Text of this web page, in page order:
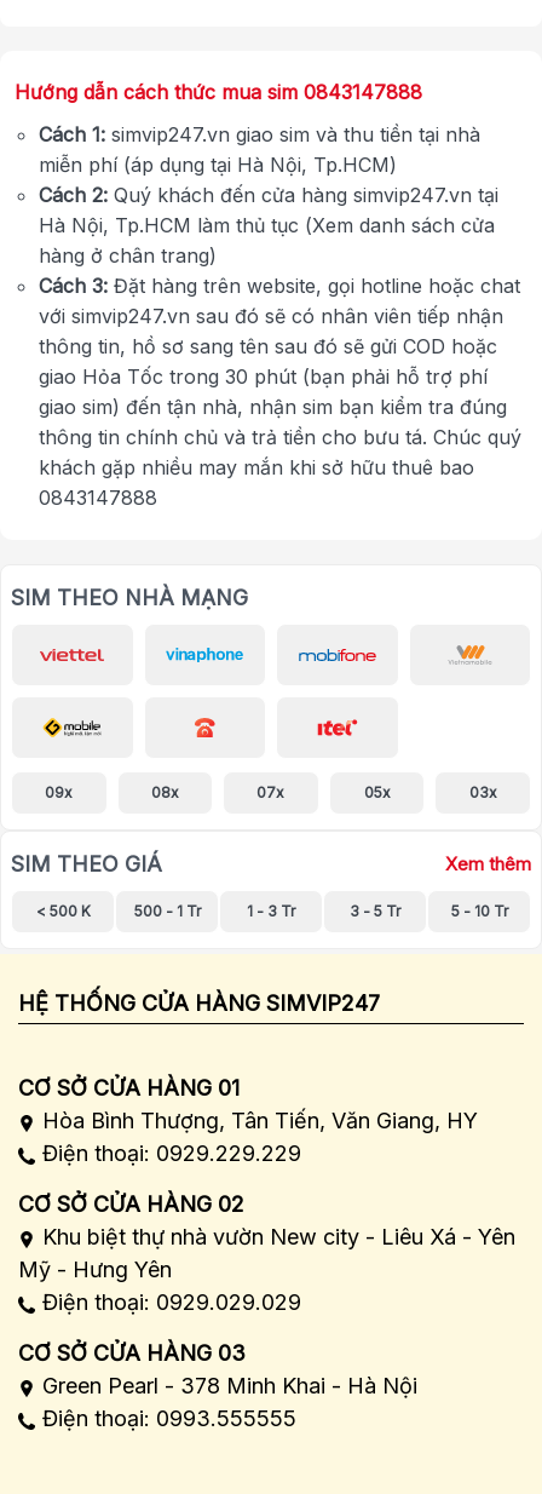
Hướng dẫn cách thức mua sim 0843147888
Cách 1: simvip247.vn giao sim và thu tiền tại nhà
miễn phí (áp dụng tại Hà Nội, Tp.HCM)
Cách 2: Quý khách đến cửa hàng simvip247.vn tại
Hà Nội, Tp.HCM làm thủ tục (Xem danh sách cửa
hàng ở chân trang)
Cách 3: Đặt hàng trên website, gọi hotline hoặc chat
với simvip247.vn sau đó sẽ có nhân viên tiếp nhận
thông tin, hồ sơ sang tên sau đó sẽ gửi COD hoặc
giao Hỏa Tốc trong 30 phút (bạn phải hỗ trợ phí
giao sim) đến tận nhà, nhận sim bạn kiểm tra đúng
thông tin chính chủ và trả tiền cho bưu tá. Chúc quý
khách gặp nhiều may mắn khi sở hữu thuê bao
0843147888
SIM THEO NHÀ MẠNG
09x 08x 07x 05x 03x
SIM THEO GIÁ Xem thêm
< 500 K 500 - 1 Tr 1 - 3 Tr 3 - 5 Tr 5 - 10 Tr
HỆ THỐNG CỬA HÀNG SIMVIP247
CƠ SỞ CỬA HÀNG 01
Hòa Bình Thượng, Tân Tiến, Văn Giang, HY
Điện thoại: 0929.229.229
CƠ SỞ CỬA HÀNG 02
Khu biệt thự nhà vườn New city - Liêu Xá - Yên
Mỹ - Hưng Yên
Điện thoại: 0929.029.029
CƠ SỞ CỬA HÀNG 03
Green Pearl - 378 Minh Khai - Hà Nội
Điện thoại: 0993.555555